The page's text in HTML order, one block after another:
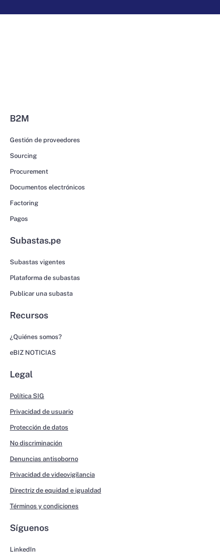
B2M
Gestión de proveedores
Sourcing
Procurement
Documentos electrónicos
Factoring
Pagos
Subastas.pe
Subastas vigentes
Plataforma de subastas
Publicar una subasta
Recursos
¿Quiénes somos?
eBIZ NOTICIAS
Legal
Política SIG
Privacidad de usuario
Protección de datos
No discriminación
Denuncias antisoborno
Privacidad de videovigilancia
Directriz de equidad e igualdad
Términos y condiciones
Síguenos
LinkedIn